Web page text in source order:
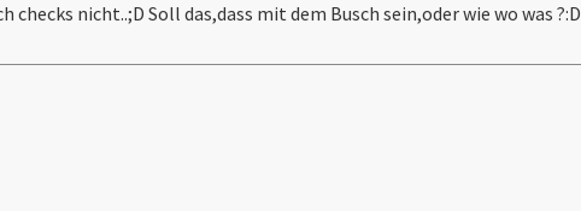
checks nicht..;D Soll das,dass mit dem Busch sein,oder wie wo was ?:D